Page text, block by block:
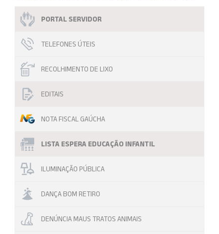
PORTAL SERVIDOR
TELEFONES ÚTEIS
RECOLHIMENTO DE LIXO
EDITAIS
NOTA FISCAL GAÚCHA
LISTA ESPERA EDUCAÇÃO INFANTIL
ILUMINAÇÃO PÚBLICA
DANÇA BOM RETIRO
DENÚNCIA MAUS TRATOS ANIMAIS